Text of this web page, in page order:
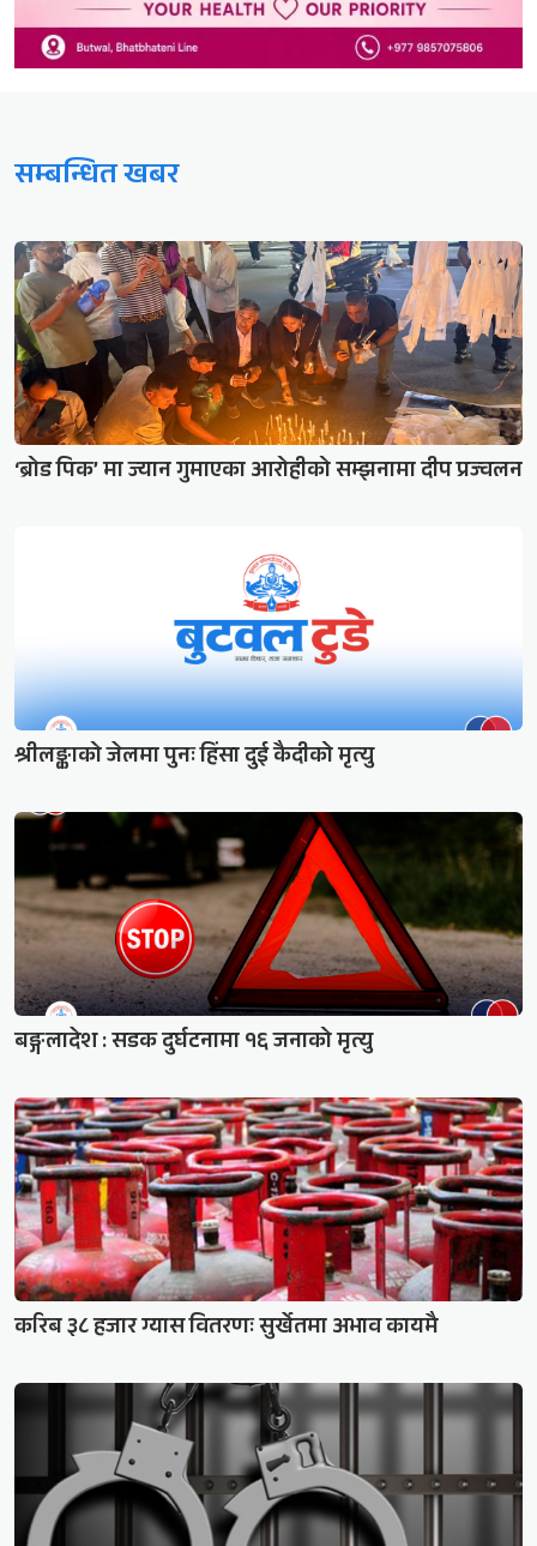
सम्बन्धित खबर
‘ब्रोड पिक’ मा ज्यान गुमाएका आरोहीको सम्झनामा दीप प्रज्वलन
श्रीलङ्काको जेलमा पुनः हिंसा दुई कैदीको मृत्यु
बङ्गलादेश : सडक दुर्घटनामा १६ जनाको मृत्यु
करिब ३८ हजार ग्यास वितरणः सुर्खेतमा अभाव कायमै